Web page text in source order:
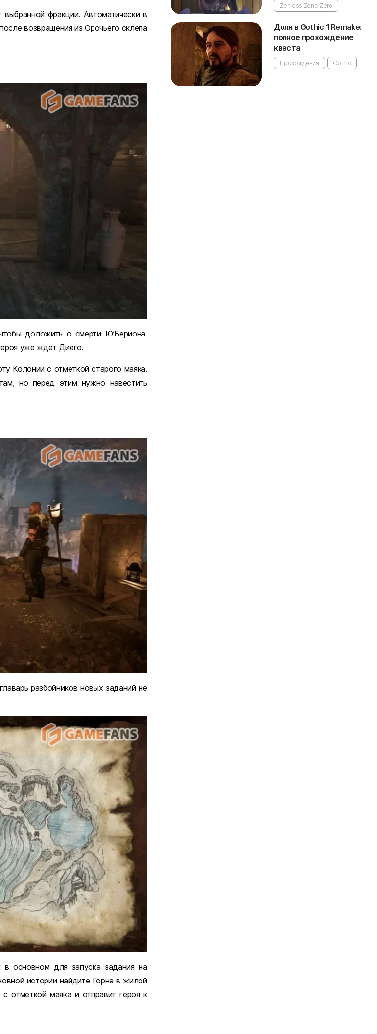
выбранной фракции. Автоматически в
возвращения из Орочьего склепа
доложить о смерти Ю’Бериона.
уже ждет Диего.
Колонии с отметкой старого маяка.
но перед этим нужно навестить
разбойников новых заданий не
основном для запуска задания на
истории найдите Горна в жилой
отметкой маяка и отправит героя к
Zenless Zone Zero
Доля в Gothic 1 Remake:
полное прохождение
квеста
Прохождения Gothic